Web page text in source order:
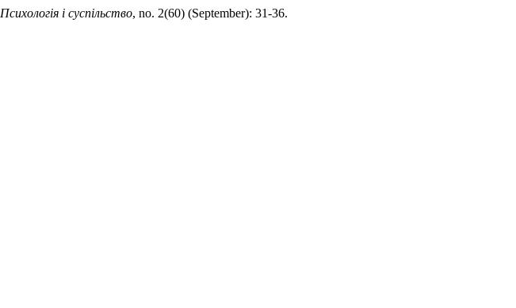
Психологія і суспільство, no. 2(60) (September): 31-36.